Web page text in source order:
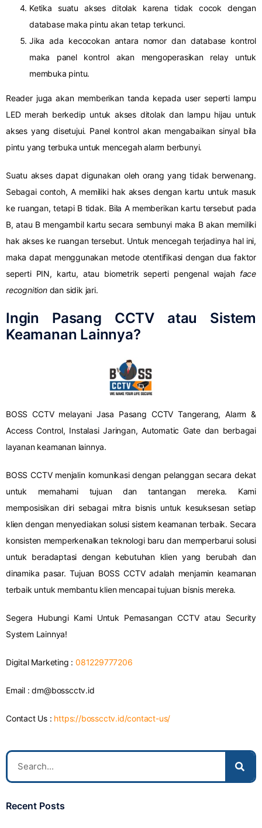
Ketika suatu akses ditolak karena tidak cocok dengan
database maka pintu akan tetap terkunci.
Jika ada kecocokan antara nomor dan database kontrol
maka panel kontrol akan mengoperasikan relay untuk
membuka pintu.
Reader juga akan memberikan tanda kepada user seperti lampu
LED merah berkedip untuk akses ditolak dan lampu hijau untuk
akses yang disetujui. Panel kontrol akan mengabaikan sinyal bila
pintu yang terbuka untuk mencegah alarm berbunyi.
Suatu akses dapat digunakan oleh orang yang tidak berwenang.
Sebagai contoh, A memiliki hak akses dengan kartu untuk masuk
ke ruangan, tetapi B tidak. Bila A memberikan kartu tersebut pada
B, atau B mengambil kartu secara sembunyi maka B akan memiliki
hak akses ke ruangan tersebut. Untuk mencegah terjadinya hal ini,
maka dapat menggunakan metode otentifikasi dengan dua faktor
seperti PIN, kartu, atau biometrik seperti pengenal wajah face
recognitiondan sidik jari.
Ingin Pasang CCTV atau Sistem
Keamanan Lainnya?
BOSS CCTV melayani Jasa Pasang CCTV Tangerang, Alarm &
Access Control, Instalasi Jaringan, Automatic Gate dan berbagai
layanan keamanan lainnya.
BOSS CCTV menjalin komunikasi dengan pelanggan secara dekat
untuk memahami tujuan dan tantangan mereka. Kami
memposisikan diri sebagai mitra bisnis untuk kesuksesan setiap
klien dengan menyediakan solusi sistem keamanan terbaik. Secara
konsisten memperkenalkan teknologi baru dan memperbarui solusi
untuk beradaptasi dengan kebutuhan klien yang berubah dan
dinamika pasar. Tujuan BOSS CCTV adalah menjamin keamanan
terbaik untuk membantu klien mencapai tujuan bisnis mereka.
Segera Hubungi Kami Untuk Pemasangan CCTV atau Security
System Lainnya!
Digital Marketing :081229777206
Email :dm@bosscctv.id
Contact Us : https://bosscctv.id/contact-us/
Recent Posts